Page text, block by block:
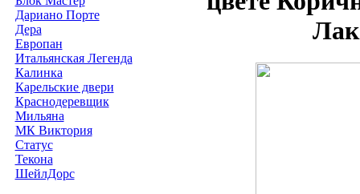
Дариано Порте
Дера
Европан
Итальянская Легенда
Калинка
Карельские двери
Краснодеревщик
Мильяна
МК Виктория
Статус
Текона
ШейлДорс